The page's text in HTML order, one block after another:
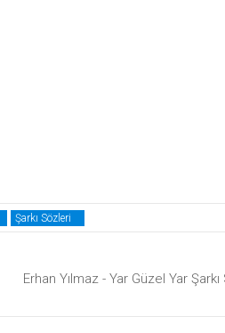
Şarkı Sözleri
Erhan Yılmaz - Yar Güzel Yar